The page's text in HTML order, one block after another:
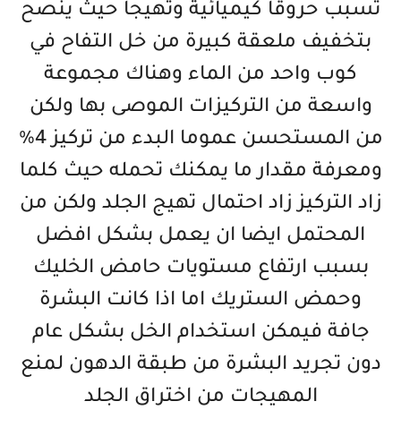
تسبب حروقا كيميائية وتهيجا حيث ينصح
بتخفيف ملعقة كبيرة من خل التفاح في
كوب واحد من الماء وهناك مجموعة
واسعة من التركيزات الموصى بها ولكن
من المستحسن عموما البدء من تركيز 4%
ومعرفة مقدار ما يمكنك تحمله حيث كلما
زاد التركيز زاد احتمال تهيج الجلد ولكن من
المحتمل ايضا ان يعمل بشكل افضل
بسبب ارتفاع مستويات حامض الخليك
وحمض الستريك اما اذا كانت البشرة
جافة فيمكن استخدام الخل بشكل عام
دون تجريد البشرة من طبقة الدهون لمنع
المهيجات من اختراق الجلد